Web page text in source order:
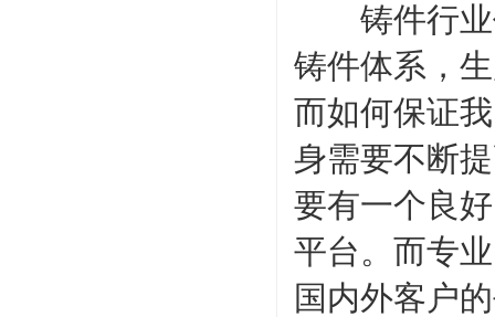
铸件行业
铸件体系，
而如何保证
身需要不断
要有一个良
平台。而专
国内外客户